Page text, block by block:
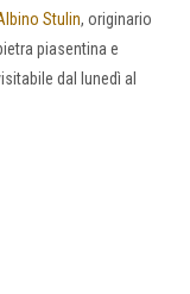
Stulin, originario
piasentina e
dal lunedì al